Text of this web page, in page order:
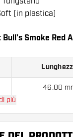
(in plastica)
Bull's Smoke Red
46.00
A 90%
più